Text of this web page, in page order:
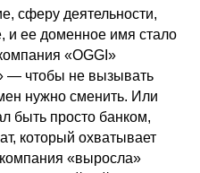
сферу деятельности,
и ее доменное имя стало
«OGGI»
— чтобы не вызывать
нужно сменить. Или
быть просто банком,
который охватывает
«выросла»